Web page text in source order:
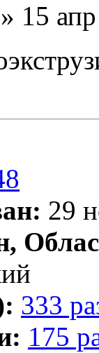
» 15
29
333
175